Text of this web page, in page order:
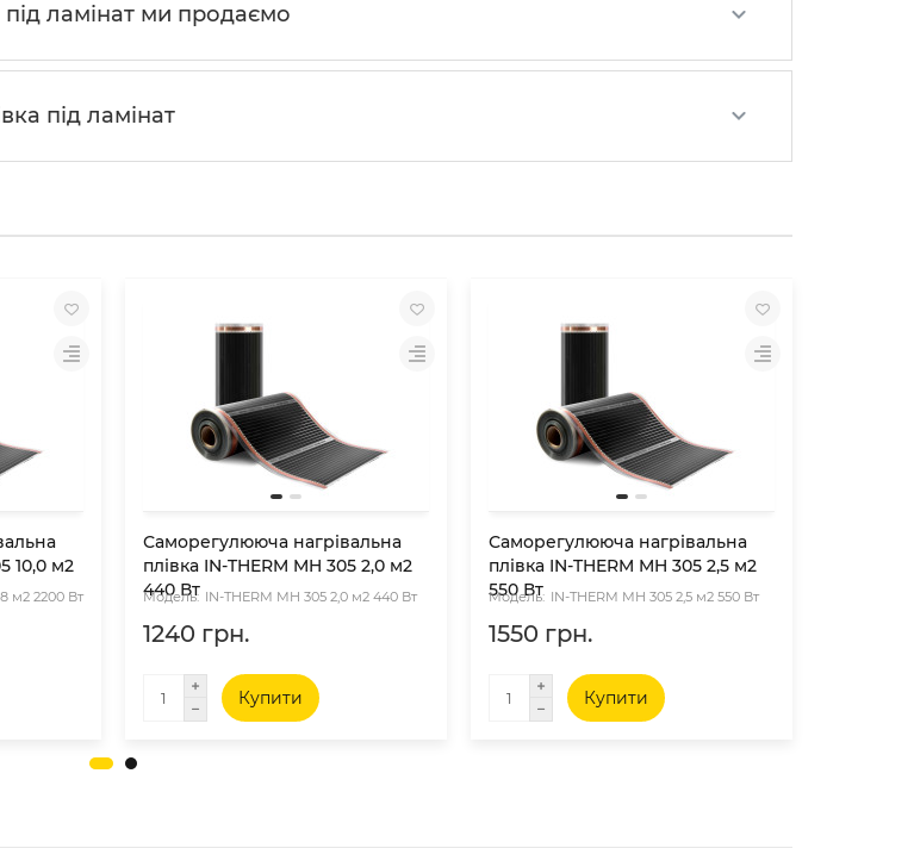
ламінат ми продаємо
під ламінат
10,0 м2
м2 2200 Вт
Саморегулююча нагрівальна
плівка IN-THERM MH 305 2,0 м2
440 Вт IN-THERM MH 305 2,0 м2 440 Вт
1240 грн.
Купити
Саморегулююча нагрівальна
плівка IN-THERM MH 305 2,5 м2
550 Вт IN-THERM MH 305 2,5 м2 550 Вт
1550 грн.
Купити